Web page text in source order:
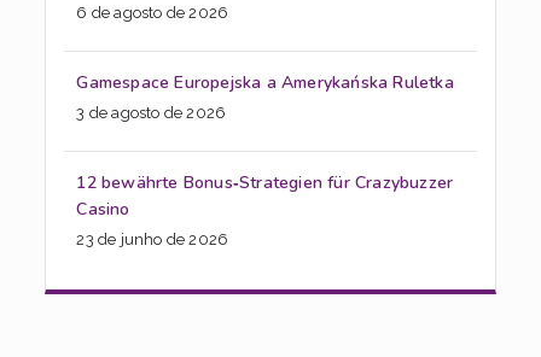
6 de agosto de 2026
Gamespace Europejska a Amerykańska Ruletka
3 de agosto de 2026
12 bewährte Bonus‑Strategien für Crazybuzzer
Casino
23 de junho de 2026